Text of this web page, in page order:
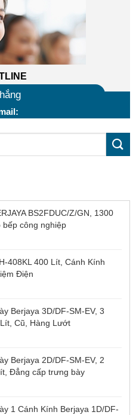
BS2FDUC/Z/GN, 1300
công nghiệp
408KL 400 Lít, Cánh Kính
Điện
Berjaya 3D/DF-SM-EV, 3
Cũ, Hàng Lướt
Berjaya 2D/DF-SM-EV, 2
Đẳng cấp trưng bày
1 Cánh Kính Berjaya 1D/DF-